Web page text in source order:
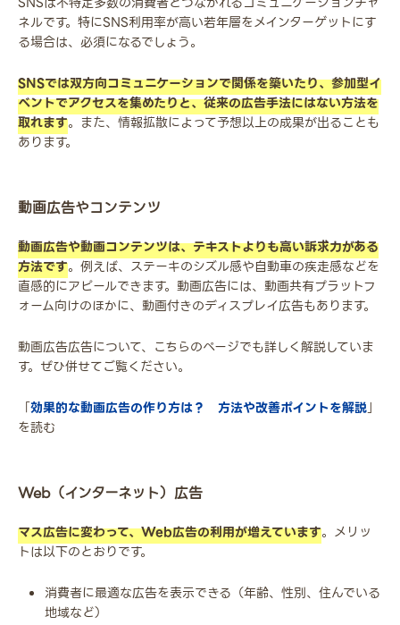
ネルです。特にSNS利用率が高い若年層をメインターゲットにす
る場合は、必須になるでしょう。
SNSでは双方向コミュニケーションで関係を築いたり、参加型イ
ベントでアクセスを集めたりと、従来の広告手法にはない方法を
取れます。また、情報拡散によって予想以上の成果が出ることも
あります。
動画広告やコンテンツ
動画広告や動画コンテンツは、テキストよりも高い訴求力がある
方法です。例えば、ステーキのシズル感や自動車の疾走感などを
直感的にアピールできます。動画広告には、動画共有プラットフ
ォーム向けのほかに、動画付きのディスプレイ広告もあります。
動画広告広告について、こちらのページでも詳しく解説していま
す。ぜひ併せてご覧ください。
「効果的な動画広告の作り方は？ 方法や改善ポイントを解説」
を読む
Web（インターネット）広告
マス広告に変わって、Web広告の利用が増えています。メリッ
トは以下のとおりです。
消費者に最適な広告を表示できる（年齢、性別、住んでいる
地域など）